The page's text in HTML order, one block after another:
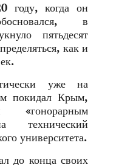
когда он
в
пятьдесят
как и
уже на
покидал Крым,
«гонорарным
технический
университета.
до конца своих